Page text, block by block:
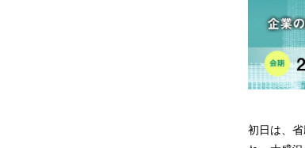
初日は、